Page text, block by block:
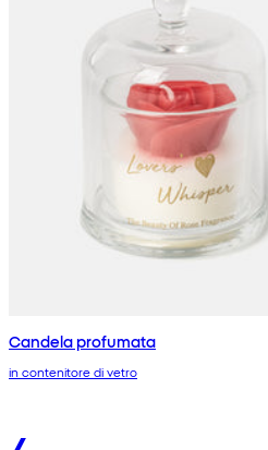
Candela profumata
in contenitore di vetro